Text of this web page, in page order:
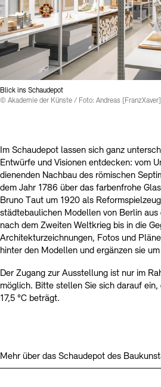
Blick ins Schaudepot
© Akademie der Künste / Foto: Andreas
Im Schaudepot lassen sich ganz
Entwürfe und Visionen entdecken: vom
dienenden Nachbau des römischen
dem Jahr 1786 über das farbenfrohe
Bruno Taut um 1920 als
städtebaulichen Modellen von Berlin aus
nach dem Zweiten Weltkrieg bis in die
Architekturzeichnungen, Fotos und
hinter den Modellen und ergänzen sie
Der Zugang zur Ausstellung ist nur im
möglich. Bitte stellen Sie sich darauf
17,5 °C beträgt.
Mehr über das Schaudepot des